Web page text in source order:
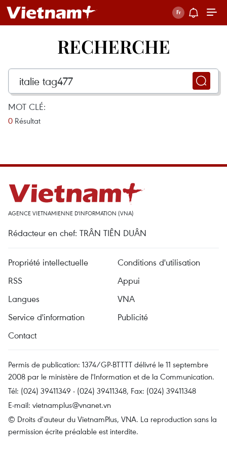
RECHERCHE
MOT CLÉ:
0 Résultat
AGENCE VIETNAMIENNE D'INFORMATION (VNA)
Rédacteur en chef: TRÂN TIÊN DUÂN
Propriété intellectuelle
Conditions d'utilisation
RSS
Appui
Langues
VNA
Service d'information
Publicité
Contact
Permis de publication: 1374/GP-BTTTT délivré le 11 septembre
2008 par le ministère de l'Information et de la Communication.
Tél: (024) 39411349 - (024) 39411348, Fax: (024) 39411348
E-mail: vietnamplus@vnanet.vn
© Droits d'auteur du VietnamPlus, VNA. La reproduction sans la
permission écrite préalable est interdite.